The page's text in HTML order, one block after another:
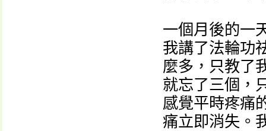
一個月後的一
我講了法輪功
麼多，只教了
就忘了三個，
感覺平時疼痛
痛立即消失。